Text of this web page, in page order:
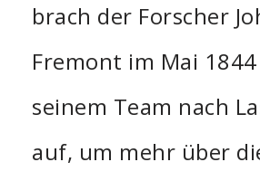
brach der Forscher
Fremont im Mai
seinem Team nach
auf, um mehr über